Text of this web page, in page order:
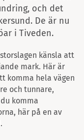
och det
De är nu
i Tiveden.
känsla att
mark. Här är
komma hela vägen
och tunnare,
komma
här på en av